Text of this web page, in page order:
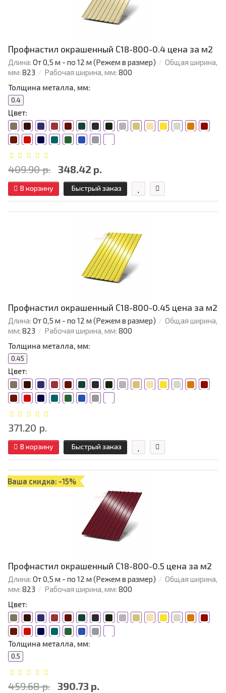
Профнастил окрашенный С18-800-0.4 цена за м2
Длина: От 0,5 м - по 12 м (Режем в размер)
Общая ширина,
мм: 823 Рабочая ширина, мм: 800
Толщина металла, мм:
0.4
Цвет:
409.90 р. 348.42 р.
В корзину Быстрый заказ
Профнастил окрашенный С18-800-0.45 цена за м2
Длина: От 0,5 м - по 12 м (Режем в размер)
Общая ширина,
мм: 823 Рабочая ширина, мм: 800
Толщина металла, мм:
0.45
Цвет:
371.20 р.
В корзину Быстрый заказ
Ваша скидка: -15%
Профнастил окрашенный С18-800-0.5 цена за м2
Длина: От 0,5 м - по 12 м (Режем в размер)
Общая ширина,
мм: 823 Рабочая ширина, мм: 800
Цвет:
Толщина металла, мм:
0.5
459.68 р. 390.73 р.